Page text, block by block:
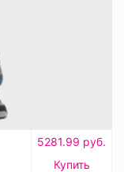
5281.99 руб.
Купить